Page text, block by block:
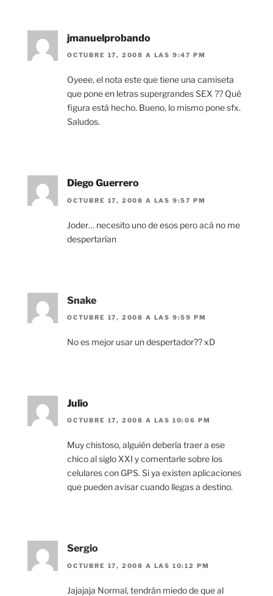
jmanuelprobando
OCTUBRE 17, 2008 A LAS 9:47 PM
Oyeee, el nota este que tiene una camiseta
que pone en letras supergrandes SEX ?? Qué
figura está hecho. Bueno, lo mismo pone sfx.
Saludos.
Diego Guerrero
OCTUBRE 17, 2008 A LAS 9:57 PM
Joder… necesito uno de esos pero acá no me
despertarían
Snake
OCTUBRE 17, 2008 A LAS 9:59 PM
No es mejor usar un despertador?? xD
Julio
OCTUBRE 17, 2008 A LAS 10:06 PM
Muy chistoso, alguién debería traer a ese
chico al siglo XXI y comentarle sobre los
celulares con GPS. Si ya existen aplicaciones
que pueden avisar cuando llegas a destino.
Sergio
OCTUBRE 17, 2008 A LAS 10:12 PM
Jajajaja Normal, tendrán miedo de que al